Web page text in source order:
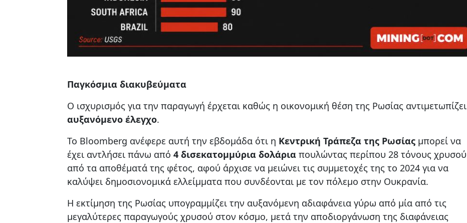
Παγκόσμια διακυβεύματα
Ο ισχυρισμός για την παραγωγή έρχεται καθώς η οικονομική θέση της Ρωσίας αντιμετωπίζει
αυξανόμενο έλεγχο.
Το Bloomberg ανέφερε αυτή την εβδομάδα ότι η Κεντρική Τράπεζα της Ρωσίας μπορεί να
έχει αντλήσει πάνω από 4 δισεκατομμύρια δολάρια πουλώντας περίπου 28 τόνους χρυσού
από τα αποθέματά της φέτος, αφού άρχισε να μειώνει τις συμμετοχές της το 2024 για να
καλύψει δημοσιονομικά ελλείμματα που συνδέονται με τον πόλεμο στην Ουκρανία.
Η εκτίμηση της Ρωσίας υπογραμμίζει την αυξανόμενη αδιαφάνεια γύρω από μία από τις
μεγαλύτερες παραγωγούς χρυσού στον κόσμο, μετά την αποδιοργάνωση της διαφάνειας